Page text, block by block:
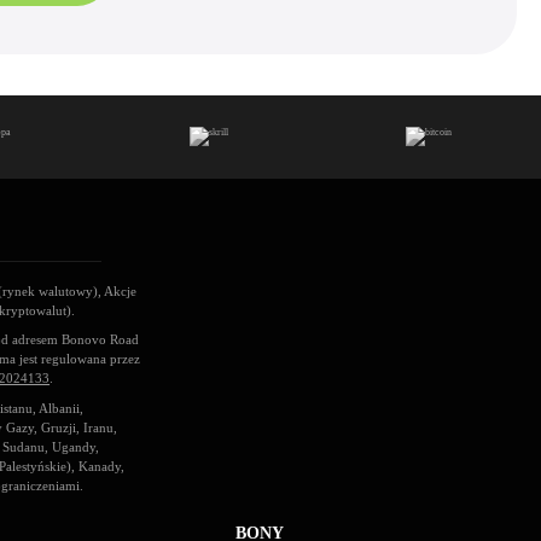
BONY
walutowy), Akcje
adresem Bonovo Road
jest regulowana przez
Albanii,
Gruzji, Iranu,
Ugandy,
Kanady,